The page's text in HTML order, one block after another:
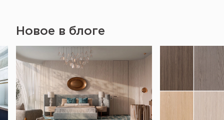
Новое в блоге